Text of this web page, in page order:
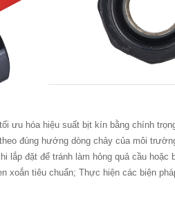
ưu hóa hiệu suất bịt kín bằng chính
đúng hướng dòng chảy của môi
đặt để tránh làm hỏng quả cầu hoặc
xoắn tiêu chuẩn; Thực hiện các biện